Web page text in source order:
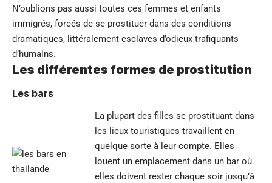
N’oublions pas aussi toutes ces femmes et enfants
immigrés, forcés de se prostituer dans des conditions
dramatiques, littéralement esclaves d’odieux trafiquants
d’humains.
Les différentes formes de prostitution
Les bars
La plupart des filles se prostituant dans
les lieux touristiques travaillent en
quelque sorte à leur compte. Elles
louent un emplacement dans un bar où
elles doivent rester chaque soir jusqu’à